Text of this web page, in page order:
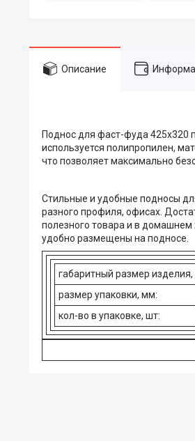
Описание
Поднос для фаст-фуда 425x320
используется полипропилен,
что позволяет максимально
Стильные и удобные подносы
разного профиля, офисах.
полезного товара и в домашнем
удобно размещены на подносе.
габаритный размер
размер упаковки, мм:
кол-во в упаковке, шт: